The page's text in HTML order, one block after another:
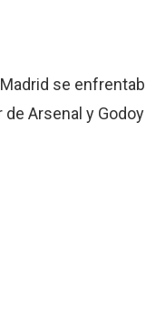
se
de Arsenal y